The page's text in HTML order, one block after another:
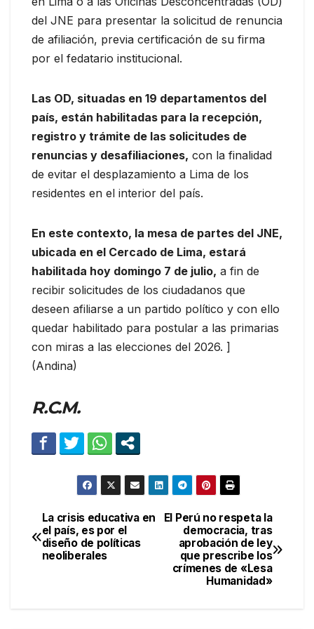
del JNE para presentar la solicitud de renuncia
de afiliación, previa certificación de su firma
por el fedatario institucional.
Las OD, situadas en 19 departamentos del
país, están habilitadas para la recepción,
registro y trámite de las solicitudes de
renuncias y desafiliaciones, con la finalidad
de evitar el desplazamiento a Lima de los
residentes en el interior del país.
En este contexto, la mesa de partes del JNE,
ubicada en el Cercado de Lima, estará
habilitada hoy domingo 7 de julio, a fin de
recibir solicitudes de los ciudadanos que
deseen afiliarse a un partido político y con ello
quedar habilitado para postular a las primarias
con miras a las elecciones del 2026. ]
(Andina)
R.C.M.
Navegación
de
El Perú no respeta la
democracia, tras
aprobación de ley
que prescribe los
crímenes de «Lesa
Humanidad»
La crisis educativa en
el país, es por el
diseño de políticas
neoliberales